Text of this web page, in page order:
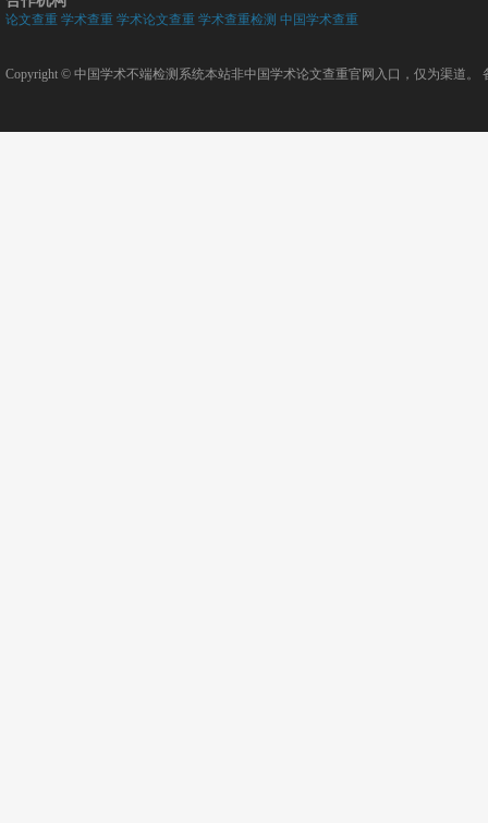
论文查重 学术查重 学术论文查重 学术查重检测 中国学术查重
Copyright © 中国学术不端检测系统本站非中国学术论文查重官网入口，仅为渠道。